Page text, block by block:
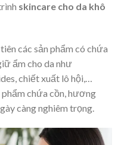
skincare cho da khô
các sản phẩm có chứa
ẩm cho da như
chiết xuất lô hội,…
phẩm chứa cồn, hương
càng nghiêm trọng.